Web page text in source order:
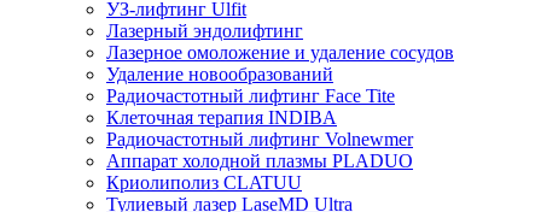
УЗ-лифтинг Ulfit
Лазерный эндолифтинг
Лазерное омоложение и удаление сосудов
Удаление новообразований
Радиочастотный лифтинг Face Tite
Клеточная терапия INDIBA
Радиочастотный лифтинг Volnewmer
Аппарат холодной плазмы PLADUO
Криолиполиз CLATUU
Тулиевый лазер LaseMD Ultra